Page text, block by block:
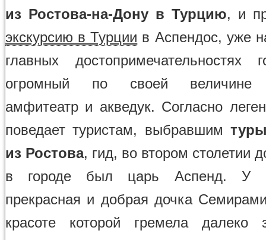
из Ростова-на-Дону в Турцию, и
экскурсию в Турции в Аспендос, уже
главных достопримечательностях
огромный по своей величине
амфитеатр и акведук. Согласно
поведает туристам, выбравшим
из Ростова, гид, во втором столетии
в городе был царь Аспенд. У
прекрасная и добрая дочка
красоте которой гремела далеко